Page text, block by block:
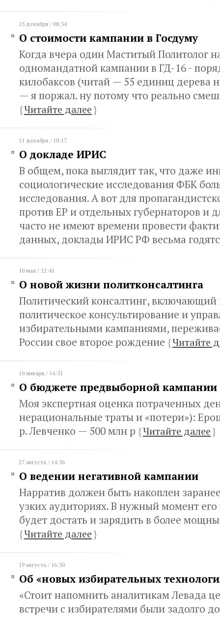
15 декабря / 08:54
О стоимости кампании в Госдуму
Когда вчера один Маститый Политолог
одномандатной кампании в ГД-16 -
килобаксов (читай — 55 единиц
— я поржал. ну потому что реально
{Читайте далее}
11 декабря / 10:17
О докладе ИРИС
В общем, пока выглядит так, что даже
социологические исследования ФБК
исследования. А вот для
против ЕР и отдельных губернаторов и
часто не имеют времени провести
данных, доклады ИРИС РФ весьма
10 мая / 12:41
О новой жизни политконсалтинга
Политический консалтинг, включающий
политическое консультирование и
избирательными кампаниями,
России свое второе рождение {Читайте
10 января / 14:51
О бюджете предвыборной кампании
Моя экспертная оценка потраченных
нерациональные траты и «потери»):
р. Левченко — 500 млн р {Читайте далее}
27 августа / 14:36
О ведении негативной кампании
Нарратив должен быть накоплен
узких аудиториях. В нужный момент его
будет достать и зарядить в более
{Читайте далее}
19 августа / 16:30
Об «новых избирательных
«Стоит напомнить аналитикам Левада
встречи с избирателями были задолго